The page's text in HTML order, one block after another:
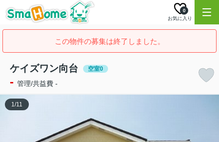
お気に入り
0
この物件の募集は終了しました。
ケイズワン向台 空室0
- 管理/共益費 -
1/11